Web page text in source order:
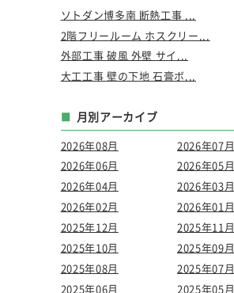
ソトダン博多南 断熱工事 ...
2階フリールーム ホスクリー...
外部工事 破風 外壁 サイ...
大工工事 壁の下地 石膏ボ...
月別アーカイブ
2026年08月
2026年07月
2026年06月
2026年05月
2026年04月
2026年03月
2026年02月
2026年01月
2025年12月
2025年11月
2025年10月
2025年09月
2025年08月
2025年07月
2025年06月
2025年05月